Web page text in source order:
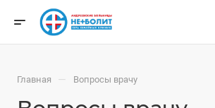
Главная — Вопросы врачу